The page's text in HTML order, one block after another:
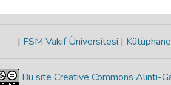
| FSM Vakıf Üniversitesi | Kütüphane
Bu site Creative Commons Alıntı-